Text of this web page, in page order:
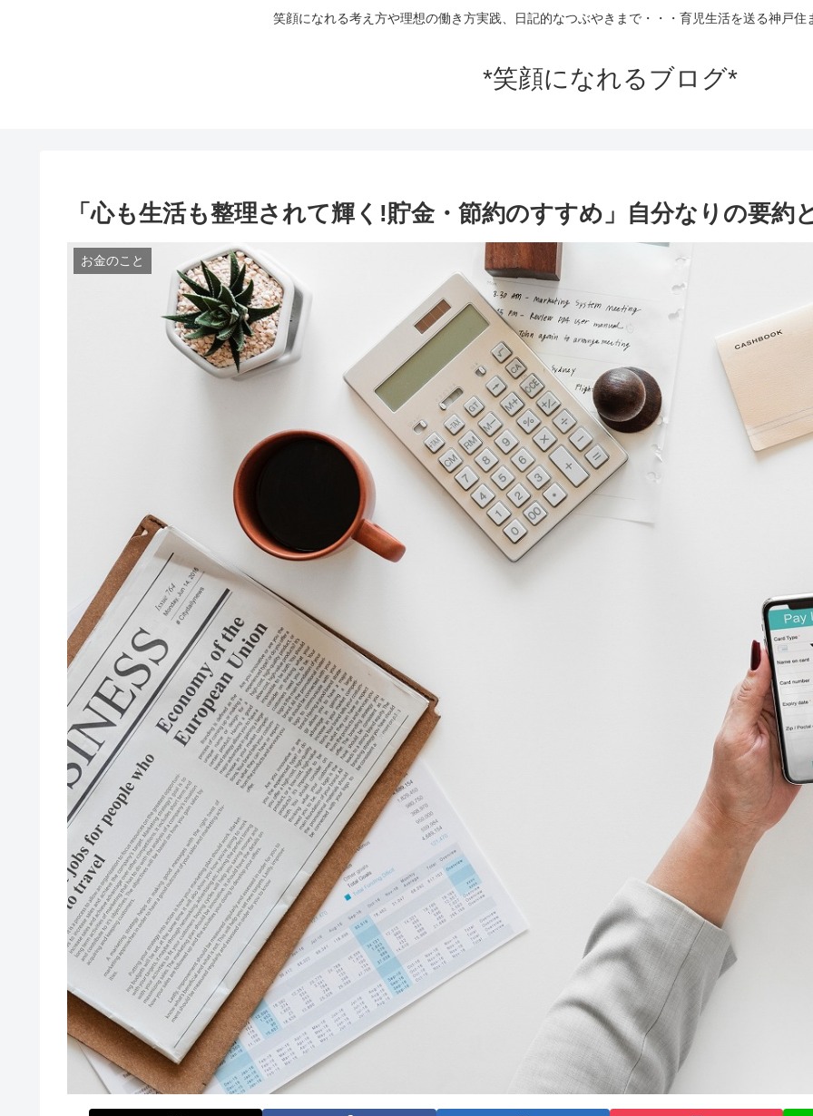
笑顔になれる考え方や理想の働き方実践、日記的なつぶやきまで・・・育児生活を送る神戸住
*笑顔になれるブログ*
「心も生活も整理されて輝く!貯金・節約のすすめ」自分なりの要約
お金のこと